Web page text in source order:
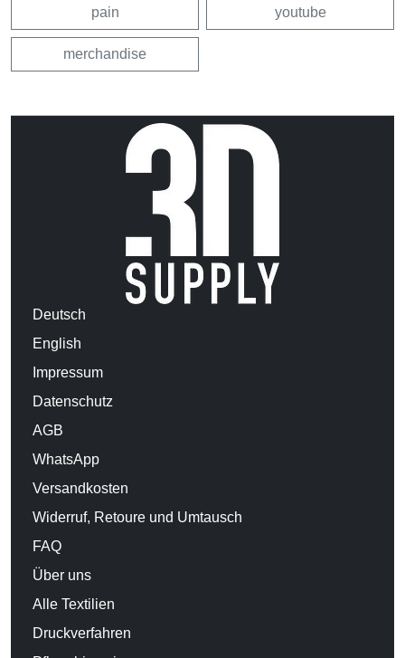
pain youtube
merchandise
Deutsch
English
Impressum
Datenschutz
AGB
WhatsApp
Versandkosten
Widerruf, Retoure und Umtausch
FAQ
Über uns
Alle Textilien
Druckverfahren